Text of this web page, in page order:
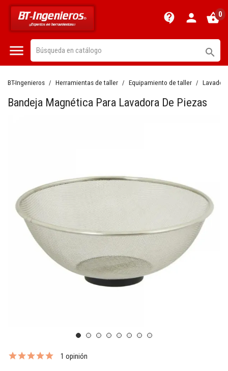
contact_support person shopping_basket0
 
BT-Ingenieros Herramientas de taller Equipamiento de taller
Bandeja Magnética Para Lavadora De Piezas
1 opinión